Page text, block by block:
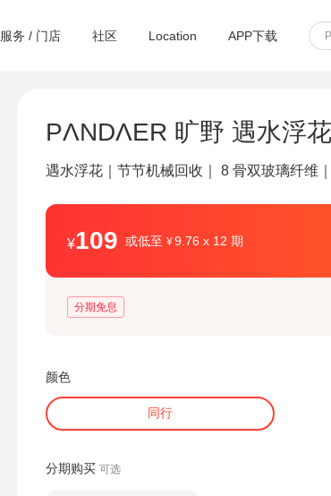
服务 / 门店 社区 Location APP下载
PΛNDΛER 旷野 遇水浮
遇水浮花｜节节机械回收｜ 8 骨双玻璃纤维
¥109 或低至 ¥9.76 x 12 期
分期免息
颜色
同行
分期购买 可选